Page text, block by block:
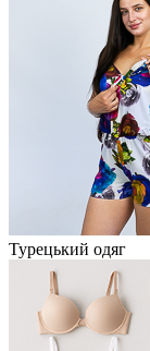
Турецький одяг